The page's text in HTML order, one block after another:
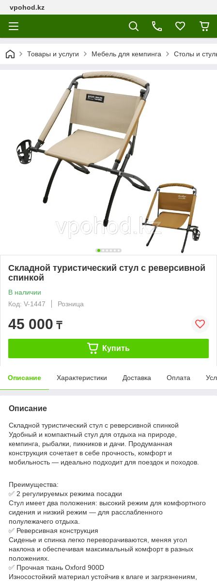
vpohod.kz
Товары и услуги Мебель для кемпинга Столы и
Складной туристический стул с реверсивной
спинкой
В наличии
Код: V-1447
Розница
45 000 ₸
Купить
Описание Характеристики Доставка Оплата
Описание
Складной туристический стул с реверсивной спинкой
Удобный и компактный стул для отдыха на природе,
кемпинга, рыбалки, пикников и дачи. Продуманная
конструкция сочетает в себе прочность, комфорт и
мобильность — идеально подходит для поездок и походов.
Преимущества:
✅ 2 регулируемых режима посадки
Стул имеет два положения: высокий режим для комфортного
сидения и низкий режим — для расслабленного
полулежачего отдыха.
✅ Реверсивная конструкция
Сиденье и спинка легко переворачиваются, меняя угол
наклона и обеспечивая максимальный комфорт в разных
положениях.
✅ Прочная ткань Oxford 900D
Износостойкий материал устойчив к влаге и загрязнениям,